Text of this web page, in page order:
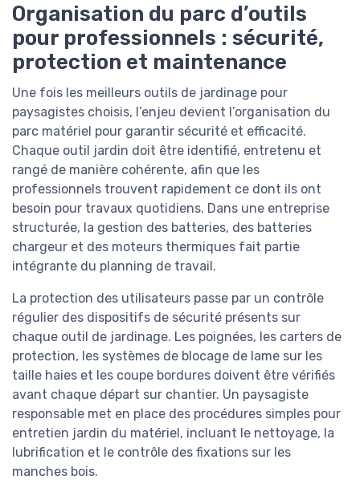
Organisation du parc d’outils
pour professionnels : sécurité,
protection et maintenance
Une fois les meilleurs outils de jardinage pour
paysagistes choisis, l’enjeu devient l’organisation du
parc matériel pour garantir sécurité et efficacité.
Chaque outil jardin doit être identifié, entretenu et
rangé de manière cohérente, afin que les
professionnels trouvent rapidement ce dont ils ont
besoin pour travaux quotidiens. Dans une entreprise
structurée, la gestion des batteries, des batteries
chargeur et des moteurs thermiques fait partie
intégrante du planning de travail.
La protection des utilisateurs passe par un contrôle
régulier des dispositifs de sécurité présents sur
chaque outil de jardinage. Les poignées, les carters de
protection, les systèmes de blocage de lame sur les
taille haies et les coupe bordures doivent être vérifiés
avant chaque départ sur chantier. Un paysagiste
responsable met en place des procédures simples pour
entretien jardin du matériel, incluant le nettoyage, la
lubrification et le contrôle des fixations sur les
manches bois.